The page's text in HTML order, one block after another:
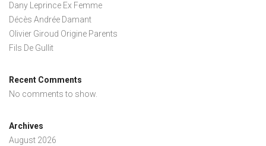
Dany Leprince Ex Femme
Décès Andrée Damant
Olivier Giroud Origine Parents
Fils De Gullit
Recent Comments
No comments to show.
Archives
August 2026